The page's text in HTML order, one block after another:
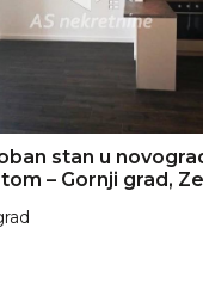
stan u
– Gornji grad,